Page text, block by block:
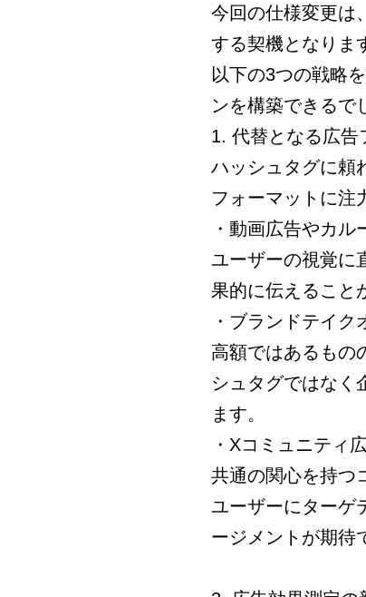
今回の仕様変更は
する契機となりま
以下の3つの戦略
ンを構築できるで
1. 代替となる広告
ハッシュタグに頼
フォーマットに注
・動画広告やカル
ユーザーの視覚に
果的に伝えること
・ブランドテイ
高額ではあるもの
シュタグではなく
ます。
・Xコミュニティ
共通の関心を持つ
ユーザーにターゲ
ージメントが期待